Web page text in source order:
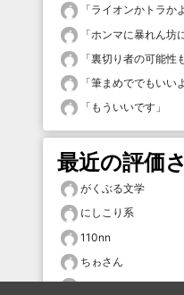
「ライオンかトラか
「ホンマに暴れん坊
「裏切り者の可能性
「筆まめででもいい
「 もういいです 」
最近の評価
がくぶる文学
にしこり系
110nn
ちゎさん
ちゎさん